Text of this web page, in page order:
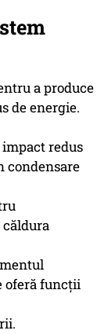
a produce
de energie.
redus
condensare
căldura
oferă funcții